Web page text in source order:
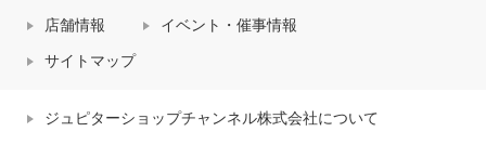
店舗情報 イベント・催事情報
サイトマップ
ジュピターショップチャンネル株式会社について